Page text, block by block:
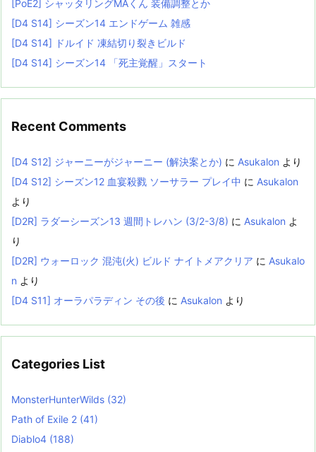
[PoE2] シャッタリングMAくん 装備調整とか
[D4 S14] シーズン14 エンドゲーム 雑感
[D4 S14] ドルイド 凍結切り裂きビルド
[D4 S14] シーズン14 「死主覚醒」スタート
Recent Comments
[D4 S12] ジャーニーがジャーニー (解決案とか) に Asukalon より
[D4 S12] シーズン12 血宴殺戮 ソーサラー プレイ中 に Asukalon
より
[D2R] ラダーシーズン13 週間トレハン (3/2-3/8) に Asukalon よ
り
[D2R] ウォーロック 混沌(火) ビルド ナイトメアクリア に Asukalo
n より
[D4 S11] オーラパラディン その後 に Asukalon より
Categories List
MonsterHunterWilds (32)
Path of Exile 2 (41)
Diablo4 (188)